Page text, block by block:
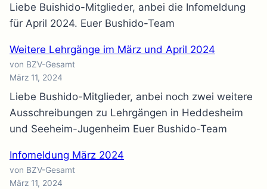
Liebe Buishido-Mitglieder, anbei die Infomeldung
für April 2024. Euer Bushido-Team
Weitere Lehrgänge im März und April 2024
von BZV-Gesamt
März 11, 2024
Liebe Bushido-Mitglieder, anbei noch zwei weitere
Ausschreibungen zu Lehrgängen in Heddesheim
und Seeheim-Jugenheim Euer Bushido-Team
Infomeldung März 2024
von BZV-Gesamt
März 11, 2024